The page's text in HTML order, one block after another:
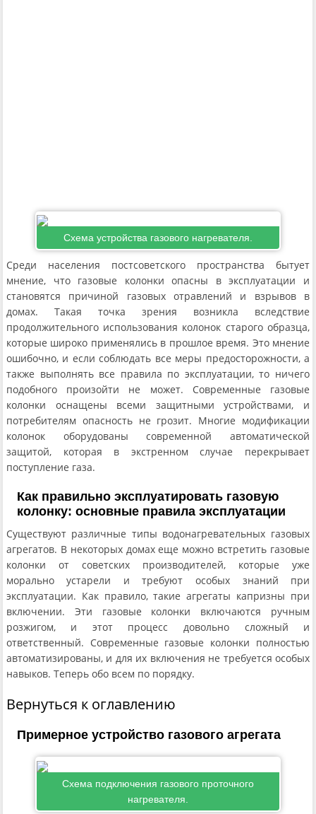
Схема устройства газового нагревателя.
Среди населения постсоветского пространства бытует
мнение, что газовые колонки опасны в эксплуатации и
становятся причиной газовых отравлений и взрывов в
домах. Такая точка зрения возникла вследствие
продолжительного использования колонок старого образца,
которые широко применялись в прошлое время. Это мнение
ошибочно, и если соблюдать все меры предосторожности, а
также выполнять все правила по эксплуатации, то ничего
подобного произойти не может. Современные газовые
колонки оснащены всеми защитными устройствами, и
потребителям опасность не грозит. Многие модификации
колонок оборудованы современной автоматической
защитой, которая в экстренном случае перекрывает
поступление газа.
Как правильно эксплуатировать газовую
колонку: основные правила эксплуатации
Существуют различные типы водонагревательных газовых
агрегатов. В некоторых домах еще можно встретить газовые
колонки от советских производителей, которые уже
морально устарели и требуют особых знаний при
эксплуатации. Как правило, такие агрегаты капризны при
включении. Эти газовые колонки включаются ручным
розжигом, и этот процесс довольно сложный и
ответственный. Современные газовые колонки полностью
автоматизированы, и для их включения не требуется особых
навыков. Теперь обо всем по порядку.
Вернуться к оглавлению
Примерное устройство газового агрегата
Схема подключения газового проточного
нагревателя.